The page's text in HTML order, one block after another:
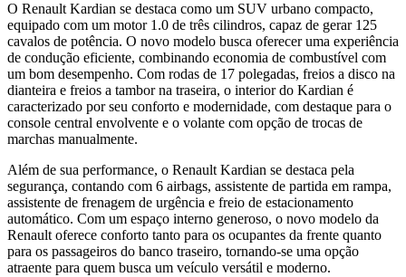
O Renault Kardian se destaca como um SUV urbano compacto,
equipado com um motor 1.0 de três cilindros, capaz de gerar 125
cavalos de potência. O novo modelo busca oferecer uma experiência
de condução eficiente, combinando economia de combustível com
um bom desempenho. Com rodas de 17 polegadas, freios a disco na
dianteira e freios a tambor na traseira, o interior do Kardian é
caracterizado por seu conforto e modernidade, com destaque para o
console central envolvente e o volante com opção de trocas de
marchas manualmente.
Além de sua performance, o Renault Kardian se destaca pela
segurança, contando com 6 airbags, assistente de partida em rampa,
assistente de frenagem de urgência e freio de estacionamento
automático. Com um espaço interno generoso, o novo modelo da
Renault oferece conforto tanto para os ocupantes da frente quanto
para os passageiros do banco traseiro, tornando-se uma opção
atraente para quem busca um veículo versátil e moderno.